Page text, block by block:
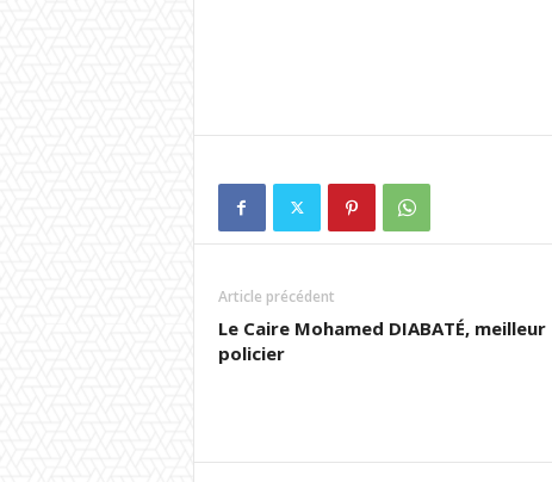
Article précédent
Le Caire Mohamed DIABATÉ, meilleur
policier